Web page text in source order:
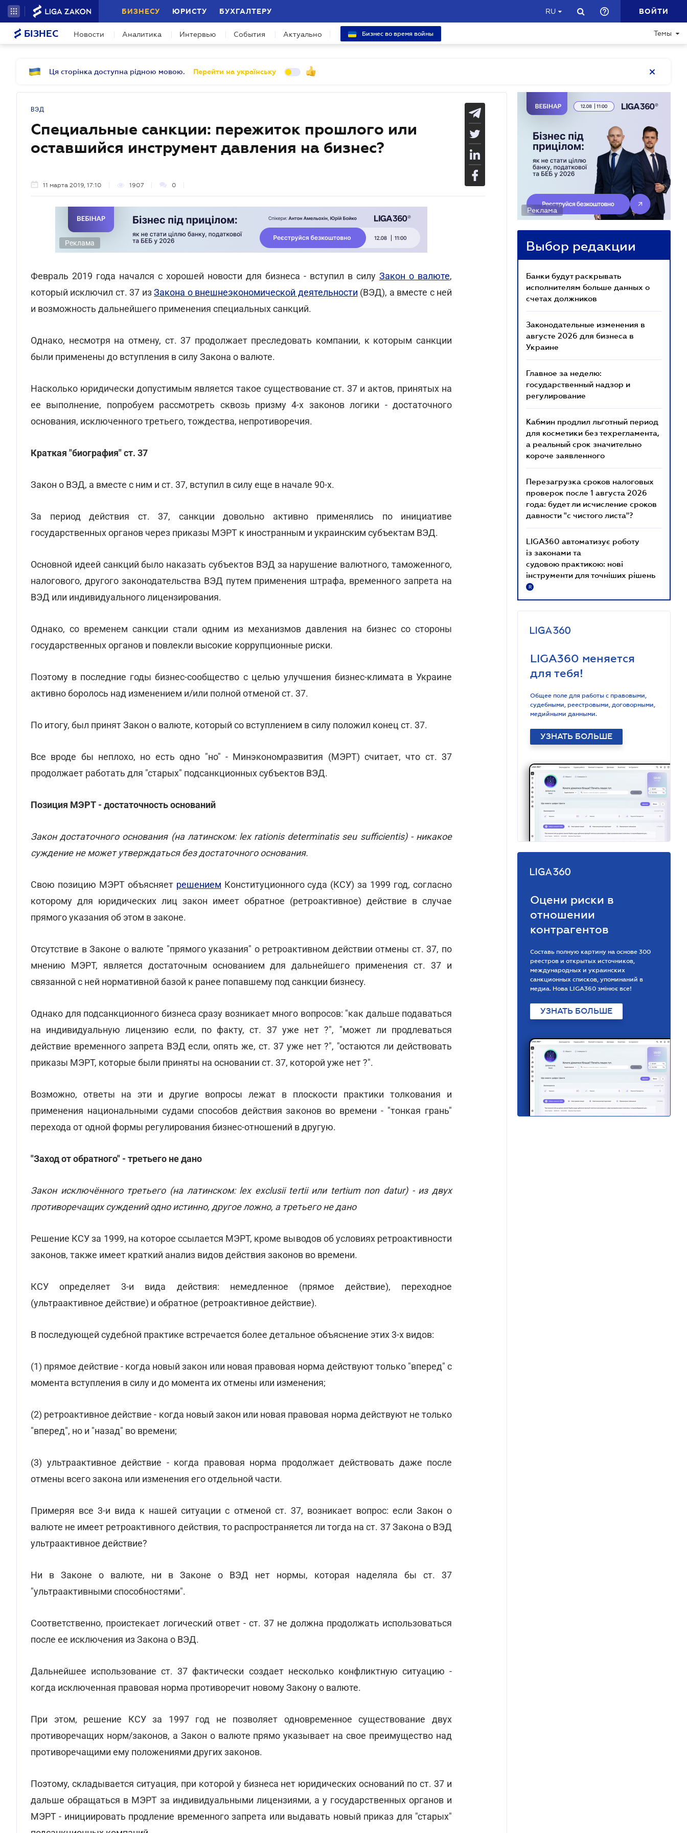
БИЗНЕСУ ЮРИСТУ БУХГАЛТЕРУ RU ВОЙТИ
БІЗНЕС Новости Аналитика Интервью События Актуально Бизнес во время войны Темы
Ця сторінка доступна рідною мовою. Перейти на українську
ВЭД
Специальные санкции: пережиток прошлого или
оставшийся инструмент давления на бизнес?
11 марта 2019, 17:10 1907 0
Реклама
Февраль 2019 года начался с хорошей новости для бизнеса - вступил в силу Закон о валюте,
который исключил ст. 37 изЗакона о внешнеэкономической деятельности (ВЭД), а вместе с ней
и возможность дальнейшего применения специальных санкций.
Однако, несмотря на отмену, ст. 37 продолжает преследовать компании, к которым санкции
были применены до вступления в силу Закона о валюте.
Насколько юридически допустимым является такое существование ст. 37 и актов, принятых на
ее выполнение, попробуем рассмотреть сквозь призму 4-х законов логики - достаточного
основания, исключенного третьего, тождества, непротиворечия.
Краткая "биография" ст. 37
Закон о ВЭД, а вместе с ним и ст. 37, вступил в силу еще в начале 90-х.
За период действия ст. 37, санкции довольно активно применялись по инициативе
государственных органов через приказы МЭРТ к иностранным и украинским субъектам ВЭД.
Основной идеей санкций было наказать субъектов ВЭД за нарушение валютного, таможенного,
налогового, другого законодательства ВЭД путем применения штрафа, временного запрета на
ВЭД или индивидуального лицензирования.
Однако, со временем санкции стали одним из механизмов давления на бизнес со стороны
государственных органов и повлекли высокие коррупционные риски.
Поэтому в последние годы бизнес-сообщество с целью улучшения бизнес-климата в Украине
активно боролось над изменением и/или полной отменой ст. 37.
По итогу, был принят Закон о валюте, который со вступлением в силу положил конец ст. 37.
Все вроде бы неплохо, но есть одно "но" - Минэкономразвития (МЭРТ) считает, что ст. 37
продолжает работать для "старых" подсанкционных субъектов ВЭД.
Позиция МЭРТ - достаточность оснований
Закон достаточного основания (на латинском: lex rationis determinatis seu sufficientis) - никакое
суждение не может утверждаться без достаточного основания.
Свою позицию МЭРТ объясняет решением Конституционного суда (КСУ) за 1999 год, согласно
которому для юридических лиц закон имеет обратное (ретроактивное) действие в случае
прямого указания об этом в законе.
Отсутствие в Законе о валюте "прямого указания" о ретроактивном действии отмены ст. 37, по
мнению МЭРТ, является достаточным основанием для дальнейшего применения ст. 37 и
связанной с ней нормативной базой к ранее попавшему под санкции бизнесу.
Однако для подсанкционного бизнеса сразу возникает много вопросов: "как дальше подаваться
на индивидуальную лицензию если, по факту, ст. 37 уже нет ?", "может ли продлеваться
действие временного запрета ВЭД если, опять же, ст. 37 уже нет ?", "остаются ли действовать
приказы МЭРТ, которые были приняты на основании ст. 37, которой уже нет ?".
Возможно, ответы на эти и другие вопросы лежат в плоскости практики толкования и
применения национальными судами способов действия законов во времени - "тонкая грань"
перехода от одной формы регулирования бизнес-отношений в другую.
"Заход от обратного" - третьего не дано
Закон исключённого третьего (на латинском: lex exclusii tertii или tertium non datur) - из двух
противоречащих суждений одно истинно, другое ложно, а третьего не дано
Решение КСУ за 1999, на которое ссылается МЭРТ, кроме выводов об условиях ретроактивности
законов, также имеет краткий анализ видов действия законов во времени.
КСУ определяет 3-и вида действия: немедленное (прямое действие), переходное
(ультраактивное действие) и обратное (ретроактивное действие).
В последующей судебной практике встречается более детальное объяснение этих 3-х видов:
(1) прямое действие - когда новый закон или новая правовая норма действуют только "вперед" с
момента вступления в силу и до момента их отмены или изменения;
(2) ретроактивное действие - когда новый закон или новая правовая норма действуют не только
"вперед", но и "назад" во времени;
(3) ультраактивное действие - когда правовая норма продолжает действовать даже после
отмены всего закона или изменения его отдельной части.
Примеряя все 3-и вида к нашей ситуации с отменой ст. 37, возникает вопрос: если Закон о
валюте не имеет ретроактивного действия, то распространяется ли тогда на ст. 37 Закона о ВЭД
ультраактивное действие?
Ни в Законе о валюте, ни в Законе о ВЭД нет нормы, которая наделяла бы ст. 37
"ультраактивными способностями".
Соответственно, проистекает логический ответ - ст. 37 не должна продолжать использоваться
после ее исключения из Закона о ВЭД.
Дальнейшее использование ст. 37 фактически создает несколько конфликтную ситуацию -
когда исключенная правовая норма противоречит новому Закону о валюте.
При этом, решение КСУ за 1997 год не позволяет одновременное существование двух
противоречащих норм/законов, а Закон о валюте прямо указывает на свое преимущество над
противоречащими ему положениями других законов.
Поэтому, складывается ситуация, при которой у бизнеса нет юридических оснований по ст. 37 и
дальше обращаться в МЭРТ за индивидуальными лицензиями, а у государственных органов и
МЭРТ - инициировать продление временного запрета или выдавать новый приказ для "старых"
Реклама
Выбор редакции
Банки будут раскрывать
исполнителям больше данных о
счетах должников
Законодательные изменения в
августе 2026 для бизнеса в
Украине
Главное за неделю:
государственный надзор и
регулирование
Кабмин продлил льготный период
для косметики без техрегламента,
а реальный срок значительно
короче заявленного
Перезагрузка сроков налоговых
проверок после 1 августа 2026
года: будет ли исчисление сроков
давности "с чистого листа"?
LIGA360 автоматизує роботу
із законами та
судовою практикою: нові
інструменти для точніших рішень
R
LIGA360 меняется
для тебя!
Общее поле для работы с правовыми,
судебными, реестровыми, договорными,
медийными данными.
УЗНАТЬ БОЛЬШЕ
Оцени риски в
отношении
контрагентов
Составь полную картину на основе 300
реестров и открытых источников,
международных и украинских
санкционных списков, упоминаний в
медиа. Нова LIGA360 змінює все!
УЗНАТЬ БОЛЬШЕ